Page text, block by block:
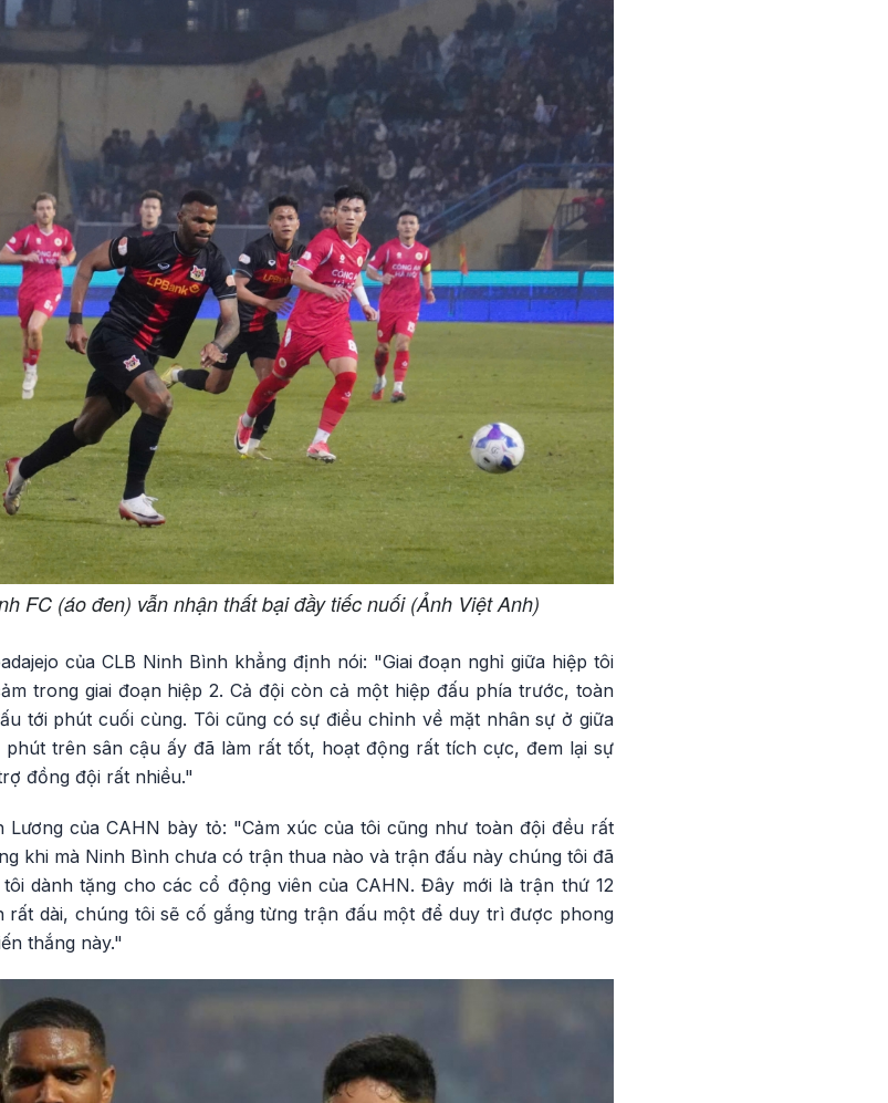
FC (áo đen) vẫn nhận thất bại đầy tiếc nuối (Ảnh Việt Anh)
của CLB Ninh Bình khẳng định nói: "Giai đoạn nghỉ giữa hiệp tôi
trong giai đoạn hiệp 2. Cả đội còn cả một hiệp đấu phía trước, toàn
tới phút cuối cùng. Tôi cũng có sự điều chỉnh về mặt nhân sự ở giữa
trên sân cậu ấy đã làm rất tốt, hoạt động rất tích cực, đem lại sự
đồng đội rất nhiều."
của CAHN bày tỏ: "Cảm xúc của tôi cũng như toàn đội đều rất
khi mà Ninh Bình chưa có trận thua nào và trận đấu này chúng tôi đã
dành tặng cho các cổ động viên của CAHN. Đây mới là trận thứ 12
rất dài, chúng tôi sẽ cố gắng từng trận đấu một để duy trì được phong
thắng này."